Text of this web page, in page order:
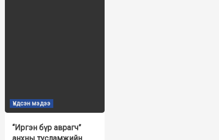
Үндсэн мэдээ
“Иргэн бүр аврагч”